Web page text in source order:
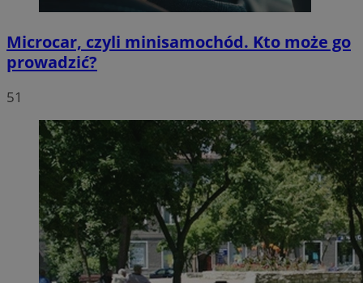
Microcar, czyli minisamochód. Kto może go
prowadzić?
51